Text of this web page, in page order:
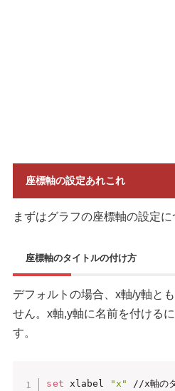
座標軸の設定あれこれ
まずはグラフの座標軸の設定に
座標軸のタイトルの付け方
デフォルトの場合、x軸/y軸と
せん。x軸,y軸に名前を付ける
す。
set xlabel "x"